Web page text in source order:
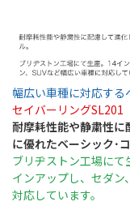
幅広い車種に対応す
セイバーリングSL201
耐摩耗性能や静粛性
に優れたベーシック･
ブリヂストン工場に
インアップし、セダン
対応しています。